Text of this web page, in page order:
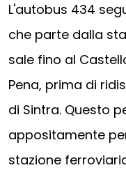
L'autobus 434
che parte dalla
sale fino al
Pena, prima di
di Sintra. Questo
appositamente
stazione